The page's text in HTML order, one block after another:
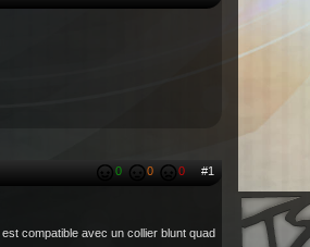
0
0 0 #1
est compatible avec un collier blunt quad